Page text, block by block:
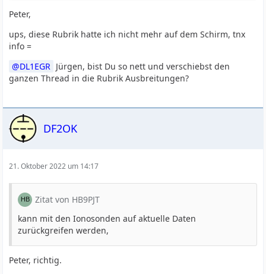
Peter,
ups, diese Rubrik hatte ich nicht mehr auf dem Schirm, tnx
info =
DL1EGR Jürgen, bist Du so nett und verschiebst den
ganzen Thread in die Rubrik Ausbreitungen?
DF2OK
21. Oktober 2022 um 14:17
Zitat von HB9PJT
kann mit den Ionosonden auf aktuelle Daten
zurückgreifen werden,
Peter, richtig.